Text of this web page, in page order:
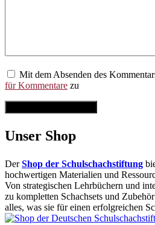
Mit dem Absenden des
für Kommentare zu
Unser Shop
DerShop der Schulschachstiftung
hochwertigen Materialien und
Von strategischen Lehrbüchern und
zu kompletten Schachsets und
alles, was sie für einen erfolgreichen